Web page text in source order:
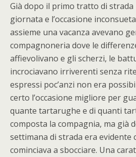
Già dopo il primo tratto di strada
giornata e l’occasione
assieme una vacanza avevano
compagnoneria dove le
affievolivano e gli scherzi, le
incrociavano irriverenti senza
espressi poc’anzi non era
certo l’occasione migliore per
quante tartarughe e di quanti
composta la compagnia, ma già
settimana di strada era evidente
cominciava a sbocciare. Una